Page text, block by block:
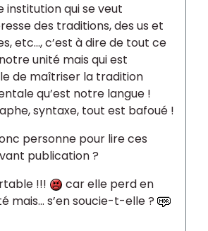
institution qui se veut
des traditions, des us et
etc..., c’est à dire de tout ce
unité mais qui est
de maîtriser la tradition
qu’est notre langue !
syntaxe, tout est bafoué !
personne pour lire ces
publication ?
!!!
car elle perd en
mais... s’en soucie-t-elle ?